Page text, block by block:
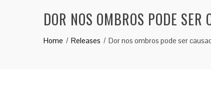
DOR NOS OMBROS PODE
Home Releases Dor nos ombros pode ser